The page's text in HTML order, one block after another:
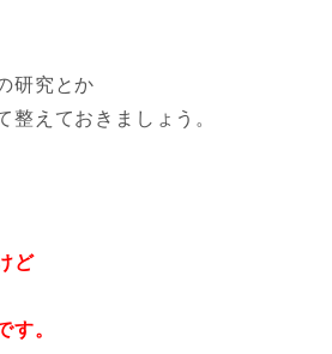
研究とか
整えておきましょう。
ど
す。